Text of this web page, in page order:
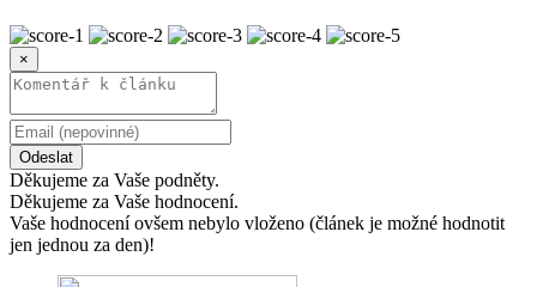
×
Odeslat
Děkujeme za Vaše podněty.
Děkujeme za Vaše hodnocení.
Vaše hodnocení ovšem nebylo vloženo (článek je možné hodnotit
jen jednou za den)!